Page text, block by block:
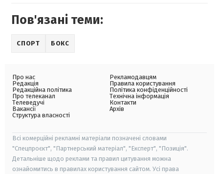
Пов'язані теми:
СПОРТ БОКС
Про нас
Редакція
Редакційна політика
Про телеканал
Телеведучі
Вакансії
Структура власності
Рекламодавцям
Правила користування
Політика конфіденційності
Технічна інформація
Контакти
Архів
Всі комерційні рекламні матеріали позначені словами
"Спецпроєкт", "Партнерський матеріал", "Експерт", "Позиція".
Детальніше щодо реклами та правил цитування можна
ознайомитись в правилах користування сайтом. Усі права